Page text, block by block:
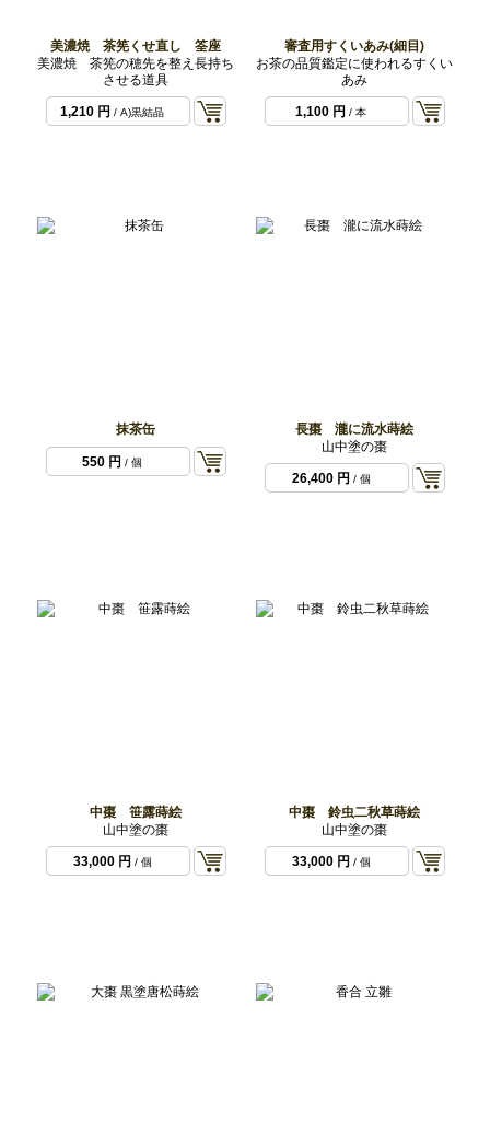
美濃焼 茶筅くせ直し 筌座
美濃焼 茶筅の穂先を整え長持ち
させる道具
1,210 円 / A)黒結晶
審査用すくいあみ(細目)
お茶の品質鑑定に使われるすくい
あみ
1,100 円 / 本
抹茶缶
550 円 / 個
長棗 瀧に流水蒔絵
山中塗の棗
26,400 円 / 個
中棗 笹露蒔絵
山中塗の棗
33,000 円 / 個
中棗 鈴虫二秋草蒔絵
山中塗の棗
33,000 円 / 個